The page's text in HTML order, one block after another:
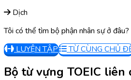
Dịch
Tôi có thể tìm bộ phận nhân sự ở đâu?
LUYỆN TẬP
TỪ CÙNG CHỦ
Bộ từ vựng TOEIC liên